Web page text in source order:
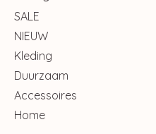
SALE
NIEUW
Kleding
Duurzaam
Accessoires
Home